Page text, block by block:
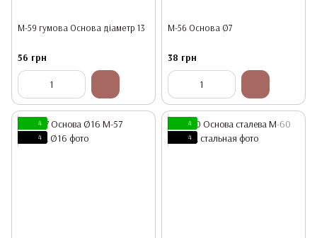
М-59 гумова Основа діаметр 13
56 грн
М-56 Основа Ø7
38 грн
4
4
4
4